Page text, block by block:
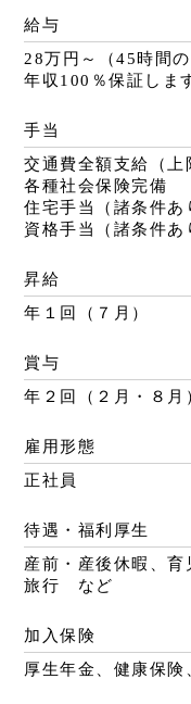
給与
28万円～（45時間
年収100％保証しま
手当
交通費全額支給（上
各種社会保険完備
住宅手当（諸条件あ
資格手当（諸条件あ
昇給
年１回（７月）
賞与
年２回（２月・８月
雇用形態
正社員
待遇・福利厚生
産前・産後休暇、育
旅行 など
加入保険
厚生年金、健康保